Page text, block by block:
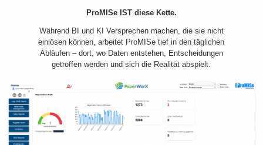
ProMISe IST diese Kette.
Während BI und KI Versprechen machen, die sie nicht
einlösen können, arbeitet ProMISe tief in den täglichen
Abläufen – dort, wo Daten entstehen, Entscheidungen
getroffen werden und sich die Realität abspielt.